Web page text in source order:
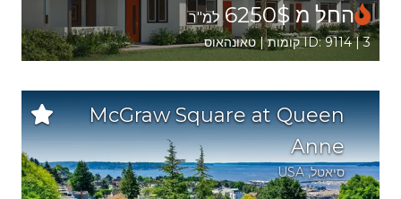
החל מ 6250$ למ"ר
ID: 9114 | 3 קומות | טאונהאוס
McGraw Square at Queen
Anne
סיאטל,
USA